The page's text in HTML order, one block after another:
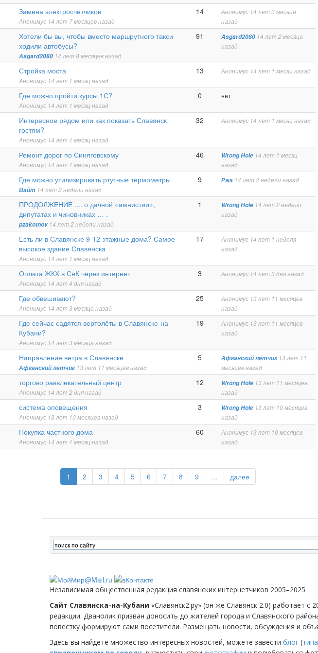
ОбычнаяЗамена электросчетчиков
Анонимус 14 лет 7 месяцев назад
14 Анонимус 14 лет 3 месяца
назад
ГорячаяХотели бы вы, чтобы вместо маршрутного такси
ходили автобусы?
Asgard2080 14 лет 8 месяцев назад
91 Asgard2080 14 лет 2 месяца
назад
ОбычнаяСтройка моста
Анонимус 14 лет 1 месяц назад
13 Анонимус 14 лет 1 месяц назад
ОбычнаяГде можно пройти курсы 1С?
Анонимус 14 лет 1 месяц назад
0 нет
ГорячаяИнтересное рядом или как показать Славянск
гостям?
Анонимус 14 лет 1 месяц назад
32 Анонимус 14 лет 1 месяц назад
ГорячаяРемонт дорог по Синяговскому
Анонимус 14 лет 1 месяц назад
46 Wrong Hole 14 лет 1 месяц
назад
ОбычнаяГде можно утилизировать ртутные термометры
Вайт 14 лет 2 недели назад
9 Ржа 14 лет 2 недели назад
ОбычнаяПРОДОЛЖЕНИЕ .... о дачной «амнистии»,
дипутатах и чиновниках … .
pzakotnov 14 лет 2 недели назад
1 Wrong Hole 14 лет 2 недели
назад
ГорячаяЕсть ли в Славянске 9-12 этажные дома? Самое
высокое здание Славянска
Анонимус 14 лет 1 месяц назад
17 Анонимус 14 лет 1 неделя
назад
ОбычнаяОплата ЖКХ в СнК через интернет
Анонимус 14 лет 4 дня назад
3 Анонимус 14 лет 3 дня назад
ГорячаяГде обвешивают?
Анонимус 14 лет 3 месяца назад
25 Анонимус 13 лет 11 месяцев
назад
ГорячаяГде сейчас садятся вертолёты в Славянске-на-
Кубани?
Анонимус 14 лет 3 месяца назад
19 Анонимус 13 лет 11 месяцев
назад
ОбычнаяНаправление ветра в Славянске
Афганский лётчик13 лет 11 месяцев назад
5 Афганский лётчик13 лет 11
месяцев назад
Обычнаяторгово раввлекательный центр
Анонимус 14 лет 2 дня назад
12 Wrong Hole 13 лет 11 месяцев
назад
Закрытаясистема оповещения
Анонимус 13 лет 10 месяцев назад
3 Wrong Hole 13 лет 10 месяцев
назад
ГорячаяПокупка частного дома
Анонимус 14 лет 1 месяц назад
60 Анонимус 13 лет 10 месяцев
назад
1 2 3 4 5 6 7 8 9 … далее
Независимая общественная редакция славянских интернетчиков 2005–2025
Сайт Славянска-на-Кубани «Славянск2.ру» (он же Славянск 2.0) работает
редакции. Дванолик призван доносить до жителей города и Славянского
повестку формируют сами посетители. Размещать новости, обсуждения и
Здесь вы найдете множество интересных новостей, можете завести блог (